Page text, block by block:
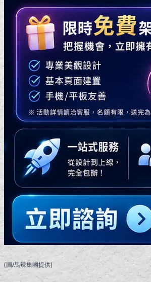
(圖/馬辣集團提供)